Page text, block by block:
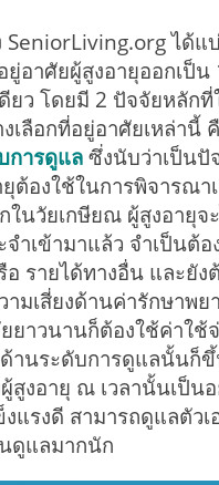
ได้แ
ยู่อาศัยผู้สูงอายุออกเป็น
ดียว โดยมี 2 ปัจจัยหลัก
เลือกที่อยู่อาศัยเหล่านี้
การดูแล ซึ่งนับว่าเป็นปั
ต้องใช้ในการพิจารณา
ในวัยเกษียณ ผู้สูงอายุจ
ำเข้ามาแล้ว จำเป็นต้อ
อ รายได้ทางอื่น และยัง
ามเสี่ยงด้านค่ารักษาพย
ยาวนานก็ต้องใช้ค่าใช้
านระดับการดูแลนั้นก็
สูงอายุ ณ เวลานั้นเป็นอ
แรงดี สามารถดูแลตัวเ
ดูแลมากนัก